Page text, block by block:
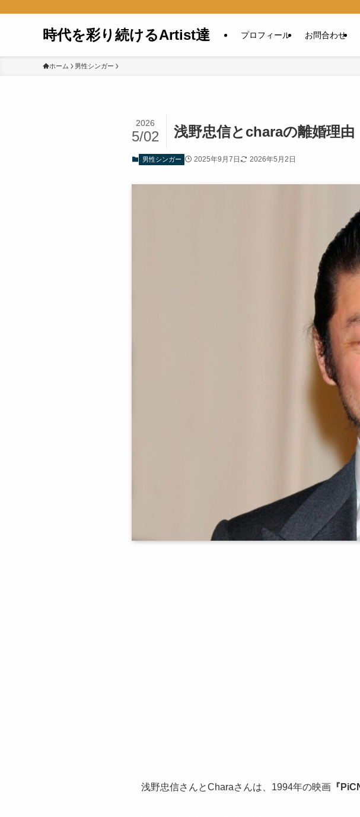
時代を彩り続けるArtist達 プロフィール お問合わせ
ホーム 男性シンガー
浅野忠信とcharaの離婚理
2026
5/02
男性シンガー 2025年9月7日 2026年5月2日
浅野忠信さんとCharaさんは、1994年の映画 『